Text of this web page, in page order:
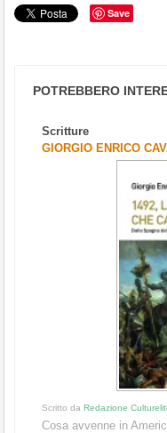
Save
POTREBBERO
Scritture
GIORGIO ENRICO
Scritto da Redazione
Cosa avvenne in